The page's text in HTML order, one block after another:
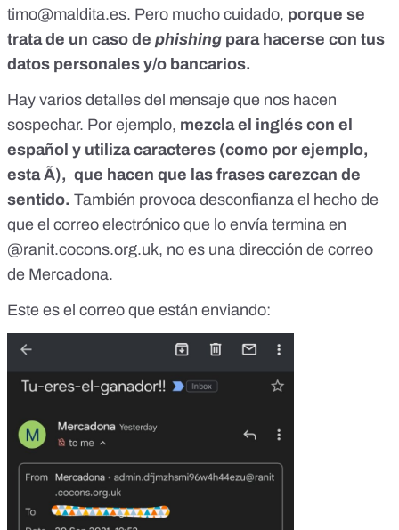
timo@maldita.es. Pero mucho cuidado, porque se
trata de un caso de phishing para hacerse con tus
datos personales y/o bancarios.
Hay varios detalles del mensaje que nos hacen
sospechar. Por ejemplo, mezcla el inglés con el
español y utiliza caracteres (como por ejemplo,
estaÃ), que hacen que las frases carezcan de
sentido. También provoca desconfianza el hecho de
que el correo electrónico que lo envía termina en
@ranit.cocons.org.uk, no es una dirección de correo
de Mercadona.
Este es el correo que están enviando: